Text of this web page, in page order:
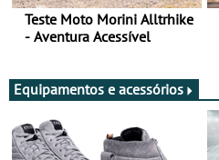
Teste Moto Morini Alltrhike
- Aventura Acessível
Equipamentos e acessórios